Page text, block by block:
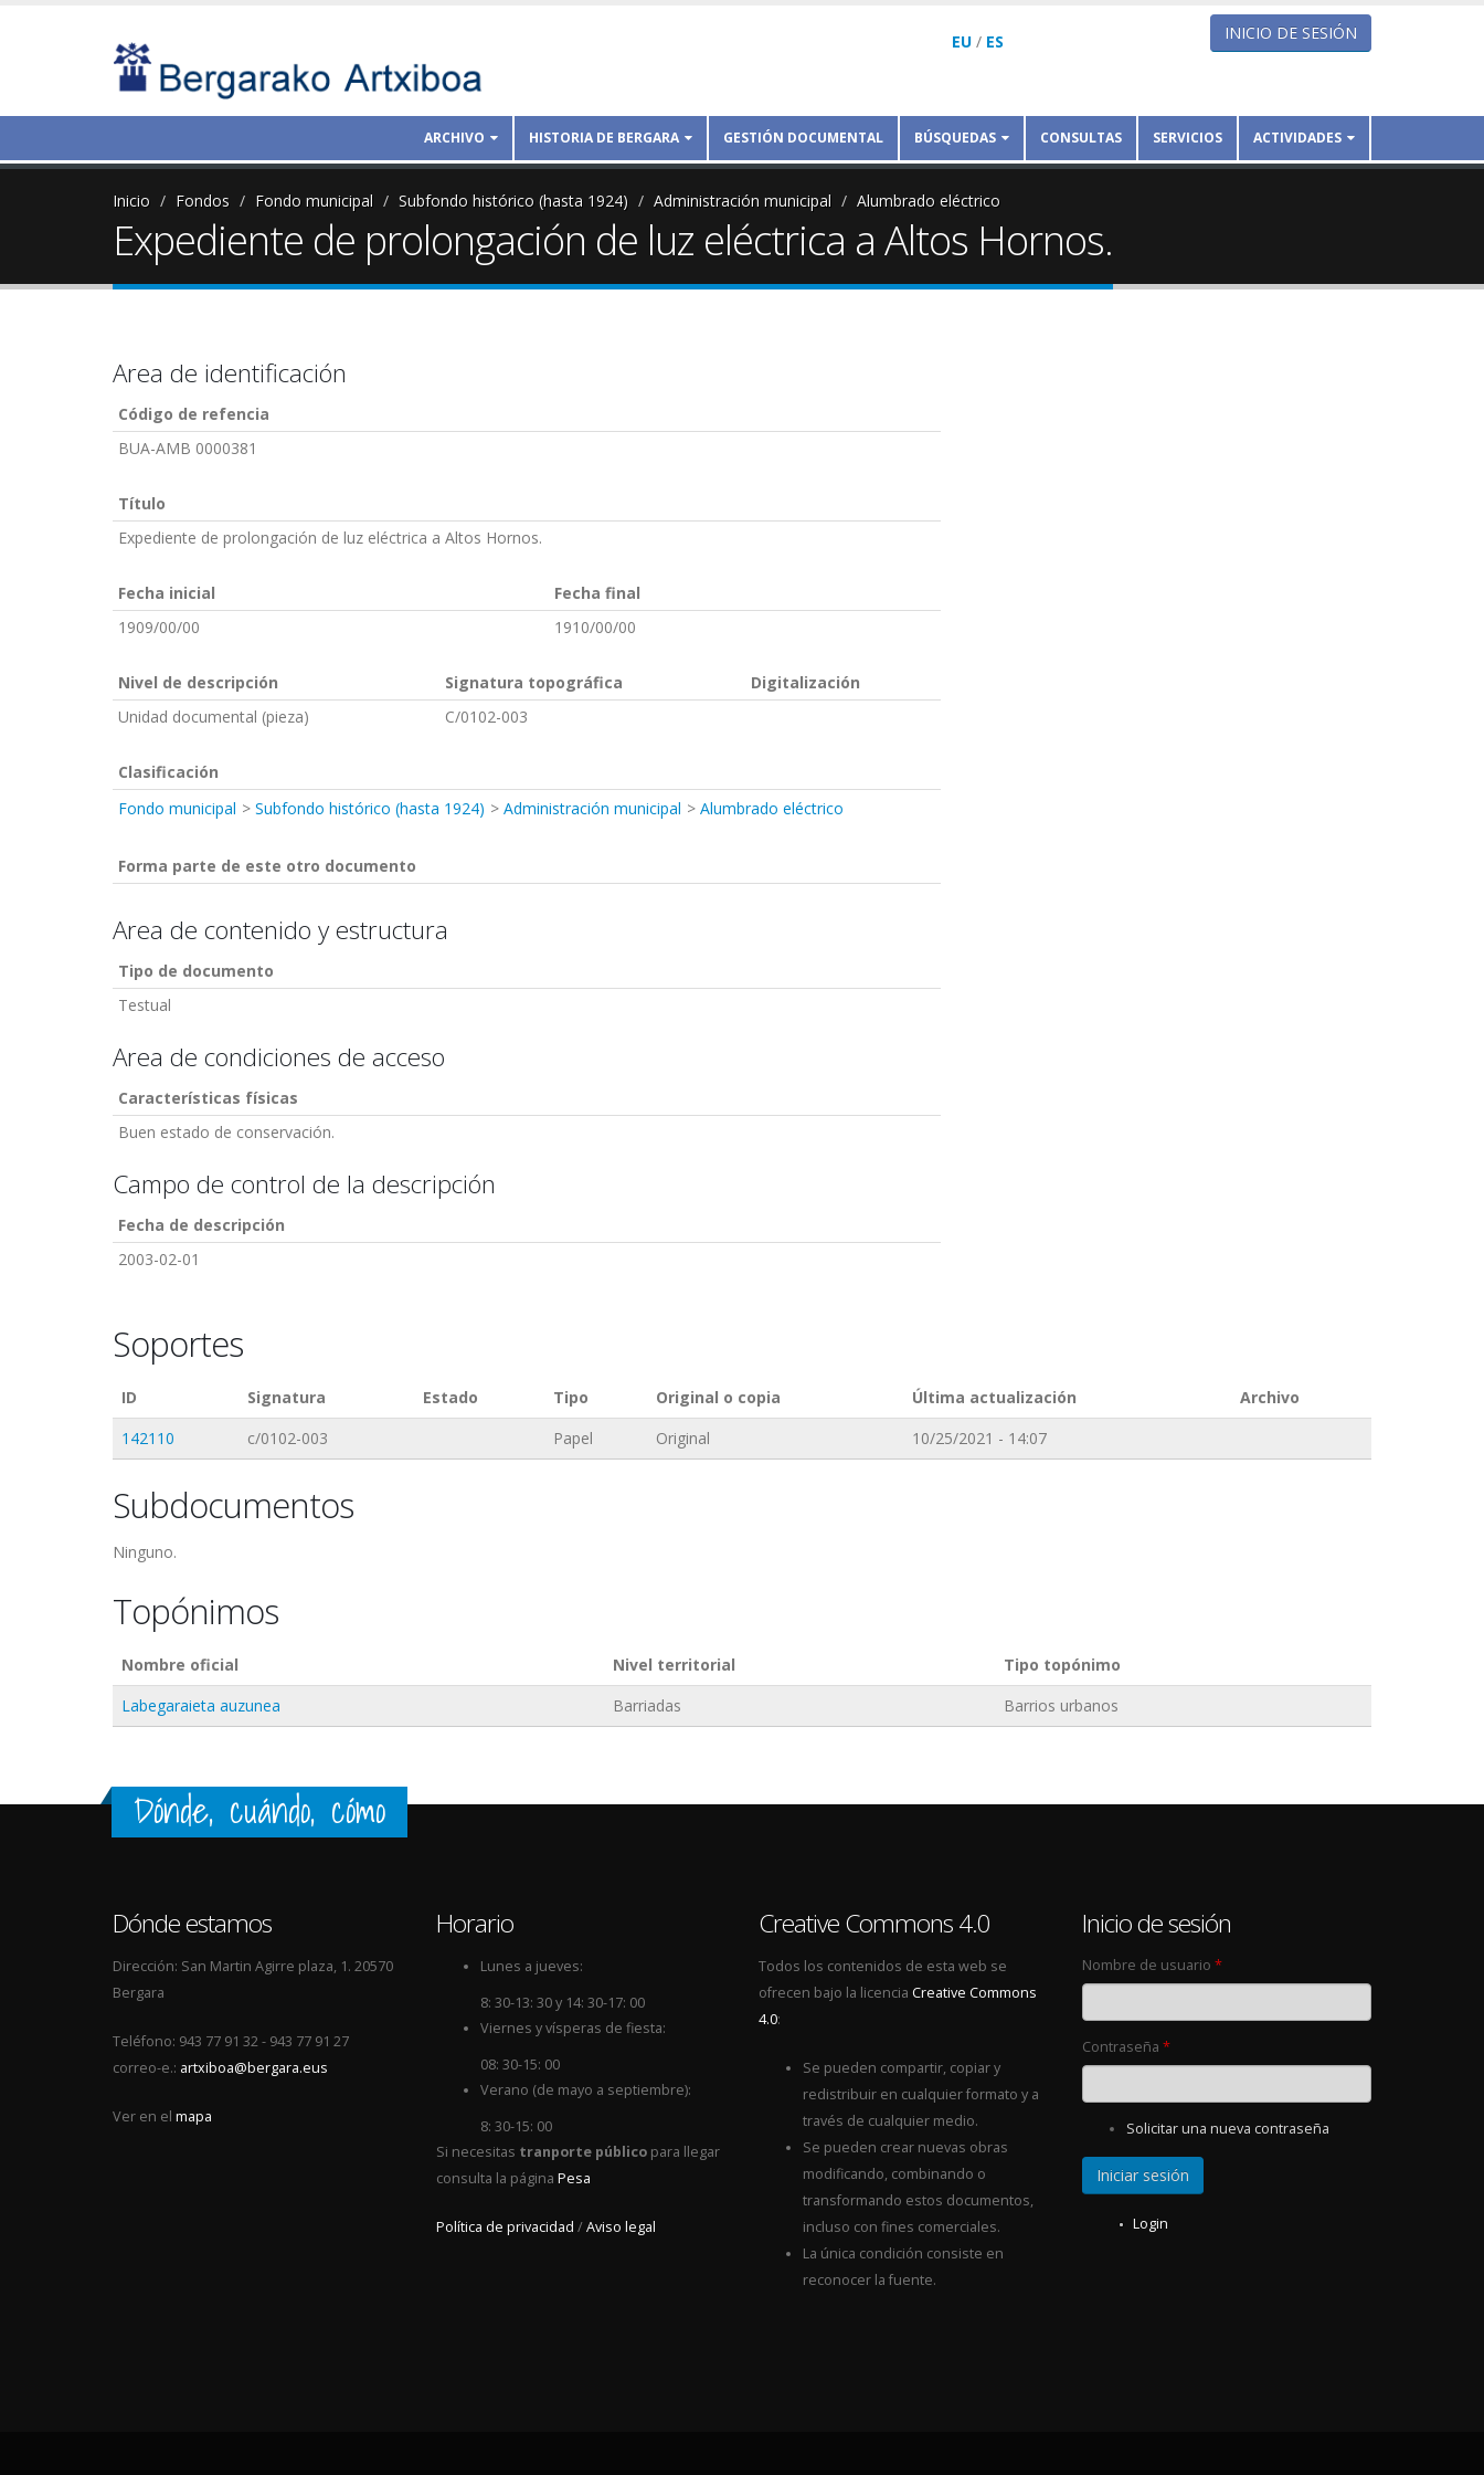
EU / ES INICIO DE SESIÓN
ARCHIVO HISTORIA DE BERGARA GESTIÓN DOCUMENTAL BÚSQUEDAS CONSULTAS SERVICIOS ACTIVIDADES
Inicio Fondos Fondo municipal Subfondo histórico (hasta 1924) Administración municipal Alumbrado eléctrico
Expediente de prolongación de luz eléctrica a Altos Hornos.
Area de identificación
Código de refencia
BUA-AMB 0000381
Título
Expediente de prolongación de luz eléctrica a Altos Hornos.
Fecha inicial
Fecha final
1909/00/00
1910/00/00
Nivel de descripción Signatura topográfica
Digitalización
Unidad documental (pieza)
C/0102-003
Clasificación
Fondo municipal
Subfondo histórico (hasta 1924) Administración municipal Alumbrado eléctrico
Forma parte de este otro documento
Area de contenido y estructura
Tipo de documento
Testual
Area de condiciones de acceso
Características físicas
Buen estado de conservación.
Campo de control de la descripción
Fecha de descripción
2003-02-01
Soportes
ID Signatura Estado Tipo Original o copia Última actualización
Archivo
142110
c/0102-003 Papel Original 10/25/2021 - 14:07
Subdocumentos
Ninguno.
Topónimos
Nombre oficial Nivel territorial
Tipo topónimo
Labegaraieta auzunea
Barriadas Barrios urbanos
Dónde, cuándo, cómo
Dónde estamos
Dirección: San Martin Agirre plaza, 1. 20570
Bergara
Teléfono: 943 77 91 32 - 943 77 91 27
correo-e.: artxiboa@bergara.eus
Ver en el mapa
Horario
Lunes a jueves:
8: 30-13: 30 y 14: 30-17: 00
Viernes y vísperas de fiesta:
08: 30-15: 00
Verano (de mayo a septiembre):
8: 30-15: 00
Si necesitas tranporte públicopara llegar
consulta la página Pesa
Política de privacidad /Aviso legal
Creative Commons 4.0
Todos los contenidos de esta web se
ofrecen bajo la licencia Creative Commons
4.0:
Se pueden compartir, copiar y
redistribuir en cualquier formato y a
través de cualquier medio.
Se pueden crear nuevas obras
modificando, combinando o
transformando estos documentos,
incluso con fines comerciales.
La única condición consiste en
reconocer la fuente.
Inicio de sesión
Nombre de usuario *
Contraseña *
Solicitar una nueva contraseña
Login